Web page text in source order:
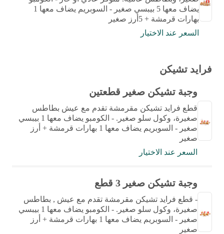
يضاف معها 5 بيبسي صغير - السوبريم يضاف معها 1
بهارات قرمشة + 5أرز صغير
السعر عند الاختيار
فرايد تشيكن
وجبة تشيكن صغير قطعتين
قطع فرايد تشيكن مقرمشة تقدم مع عيش بطاطس
صغيرة، وكول سلو صغير. - الكومبو يضاف معها 1 بيبسي
صغير - السوبريم يضاف معها 1 بهارات قرمشة + أرز
صغير
السعر عند الاختيار
وجبة تشيكن صغير 3 قطع
- قطع فرايد تشيكن مقرمشة تقدم مع عيش , بطاطس
صغيرة، وكول سلو صغير. - الكومبو يضاف معها 1 بيبسي
صغير - السوبريم يضاف معها 1 بهارات قرمشة + أرز
صغير